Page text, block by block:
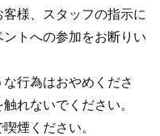
様、スタッフの指示に
トへの参加をお断りい
行為はおやめくださ
れないでください。
煙ください。